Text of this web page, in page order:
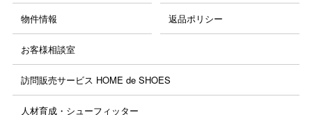
物件情報 返品ポリシー
お客様相談室
訪問販売サービス HOME de SHOES
人材育成・シューフィッター